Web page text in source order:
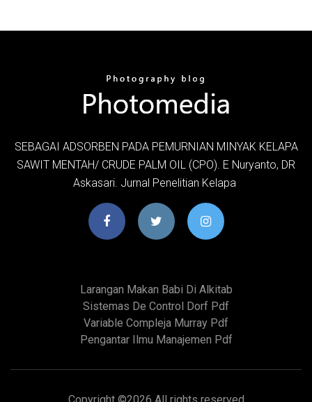
SEBAGAI ADSORBEN PADA PEMURNIAN MINYAK KELAPA
SAWIT MENTAH/ CRUDE PALM OIL (CPO). E Nuryanto, DR
Askasari. Jurnal Penelitian Kelapa
Larangan Makan Babi Di Alkitab
Sistemas De Control Dorf Pdf
Variable Compleja Murray Pdf
Pengantar Ilmu Manajemen Pdf